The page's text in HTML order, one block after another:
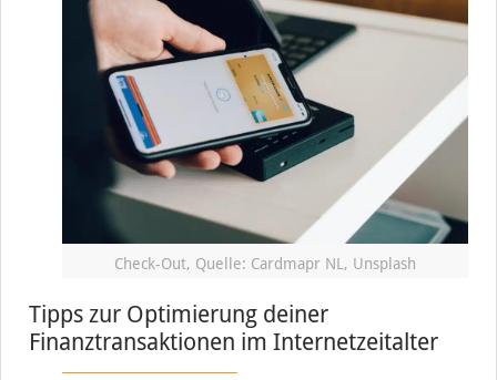
Check-Out, Quelle: Cardmapr NL, Unsplash
Tipps zur Optimierung deiner
Finanztransaktionen im Internetzeitalter